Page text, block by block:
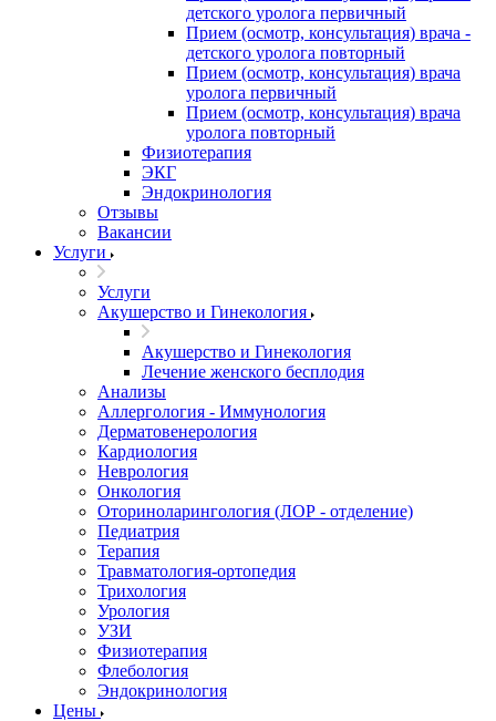
детского уролога первичный
Прием (осмотр, консультация) врача -
детского уролога повторный
Прием (осмотр, консультация) врача
уролога первичный
Прием (осмотр, консультация) врача
уролога повторный
Физиотерапия
ЭКГ
Эндокринология
Отзывы
Вакансии
Услуги
Услуги
Акушерство и Гинекология
Акушерство и Гинекология
Лечение женского бесплодия
Анализы
Аллергология - Иммунология
Дерматовенерология
Кардиология
Неврология
Онкология
Оториноларингология (ЛОР - отделение)
Педиатрия
Терапия
Травматология-ортопедия
Трихология
Урология
УЗИ
Физиотерапия
Флебология
Эндокринология
Цены